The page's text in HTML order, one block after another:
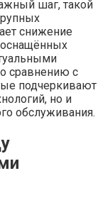
шаг, такой
снижение
сравнению с
подчеркивают
но и
обслуживания.